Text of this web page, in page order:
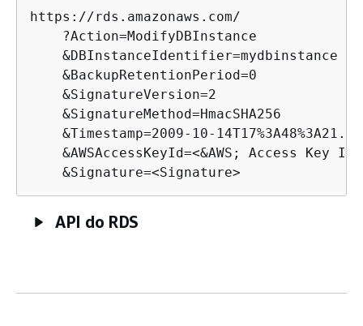
https://rds.amazonaws.com/
    ?Action=ModifyDBInstance
    &DBInstanceIdentifier=mydbinstance
    &BackupRetentionPeriod=0
    &SignatureVersion=2
    &SignatureMethod=HmacSHA256
&Timestamp=2009-10-
    &AWSAccessKeyId=<&AWS; Access Key ID>
    &Signature=<Signature>
API do RDS